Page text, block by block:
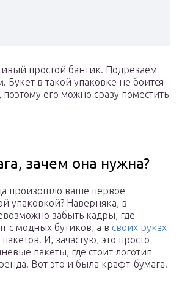
простой бантик. Подрезаем
Букет в такой упаковке не боится
поэтому его можно сразу поместить
зачем она нужна?
произошло ваше первое
упаковкой? Наверняка, в
забыть кадры, где
с модных бутиков, а в своих руках
пакетов. И, зачастую, это просто
пакеты, где стоит логотип
Вот это и была крафт-бумага.